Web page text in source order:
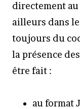
directement
ailleurs dans
toujours du
la présence
être fait :
au format